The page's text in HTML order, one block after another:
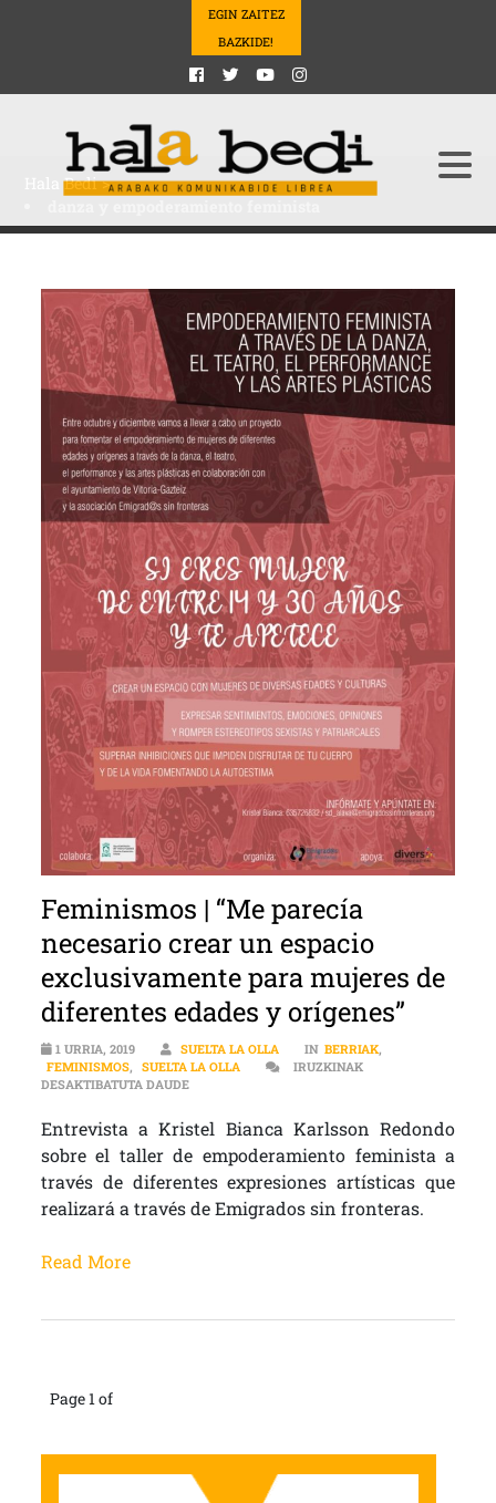
EGIN ZAITEZ
BAZKIDE!
Hala Bedi>
Feminismos | “Me parecía
necesario crear un espacio
exclusivamente para mujeres de
diferentes edades y orígenes”
1 URRIA, 2019 SUELTA LA OLLA IN BERRIAK,
FEMINISMOS, SUELTA LA OLLA
IRUZKINAK
DESAKTIBATUTA DAUDEFEMINISMOS | “ME PARECÍA NECESARIO CREAR
Entrevista a Kristel Bianca Karlsson Redondo
sobre el taller de empoderamiento feminista a
través de diferentes expresiones artísticas que
realizará a través de Emigrados sin fronteras.
Read More
Page 1 of